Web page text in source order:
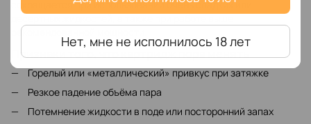
Нет, мне не исполнилось 18 лет
сокращается при использовании очень сладких или
десертных жидкостей, а также при работе выше
рекомендованной мощности.
Признаки того, что картридж пора менять
Горелый или «металлический» привкус при затяжке
Резкое падение объёма пара
Потемнение жидкости в поде или посторонний запах